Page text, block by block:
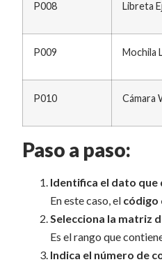
P008 Libreta
P009 Mochila
P010 Cámara
Paso a paso:
Identifica el dato que
En este caso, el código
Selecciona la matriz
Es el rango que
Indica el número de